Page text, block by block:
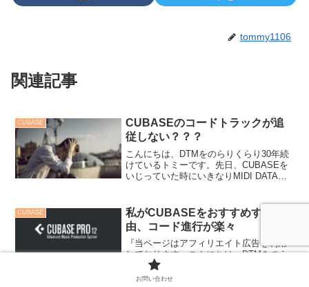
tommy1106
関連記事
CUBASE
CUBASEのコードトラックが追
従しない？？？
こんにちは、DTMをのらりくらり30年続
けているトミーです。先日、CUBASEを
いじっていた時にいきなりMIDI DATAが
ブルはつきもの・・・。しかし、パソコ
ンやプロ...
CUBASE
私がCUBASEをおすすめする理
由、コード進行が楽々
『当ページはアフィリエイト広告を利用
しております』こんにちは、DTMをのら
りくらり30年続けているトミーです。作
曲を始めたいけれど、どこから手をつけ
お問い合わせ